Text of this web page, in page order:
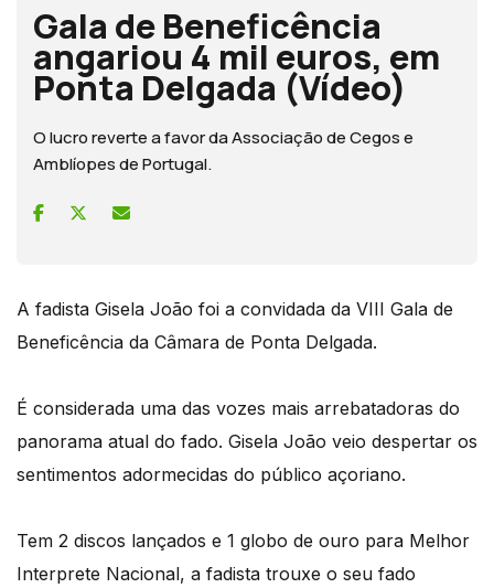
Gala de Beneficência
angariou 4 mil euros, em
Ponta Delgada (Vídeo)
O lucro reverte a favor da Associação de Cegos e
Amblíopes de Portugal.
A fadista Gisela João foi a convidada da VIII Gala de
Beneficência da Câmara de Ponta Delgada.
É considerada uma das vozes mais arrebatadoras do
panorama atual do fado. Gisela João veio despertar os
sentimentos adormecidas do público açoriano.
Tem 2 discos lançados e 1 globo de ouro para Melhor
Interprete Nacional, a fadista trouxe o seu fado